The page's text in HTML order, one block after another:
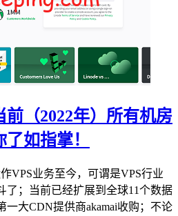
（2022年）所有机房
如指掌！
VPS业务至今，可谓是VPS行业
了；当前已经扩展到全球11个数据
一大CDN提供商akamai收购；不论